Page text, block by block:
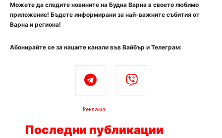
Можете да следите новините на Будна Варна в своето любимо
приложение! Бъдете информирани за най-важните събития от
Варна и региона!
Абонирайте се за нашите канали във Вайбър и Телеграм:
Реклама
Последни публикации